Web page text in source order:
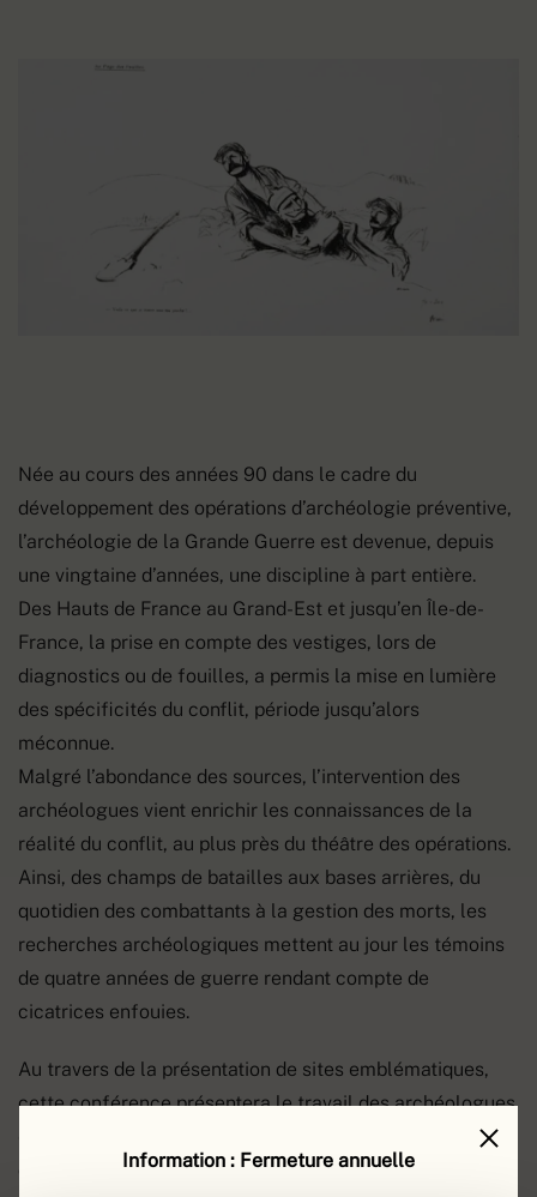
Information : Fermeture annuelle
Née au cours des années 90 dans le cadre du
développement des opérations d’archéologie préventive,
l’archéologie de la Grande Guerre est devenue, depuis
une vingtaine d’années, une discipline à part entière.
Des Hauts de France au Grand-Est et jusqu’en Île-de-
France, la prise en compte des vestiges, lors de
diagnostics ou de fouilles, a permis la mise en lumière
des spécificités du conflit, période jusqu’alors
méconnue.
Malgré l’abondance des sources, l’intervention des
archéologues vient enrichir les connaissances de la
réalité du conflit, au plus près du théâtre des opérations.
Ainsi, des champs de batailles aux bases arrières, du
quotidien des combattants à la gestion des morts, les
recherches archéologiques mettent au jour les témoins
de quatre années de guerre rendant compte de
cicatrices enfouies.
Au travers de la présentation de sites emblématiques,
cette conférence présentera le travail des archéologues
et leur investissement dans cette démarche relevant du
devoir de mémoire.